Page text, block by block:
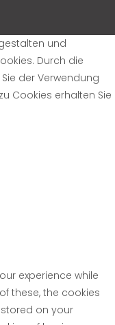
und
Durch die
der Verwendung
Cookies erhalten Sie
experience while
these, the cookies
on your